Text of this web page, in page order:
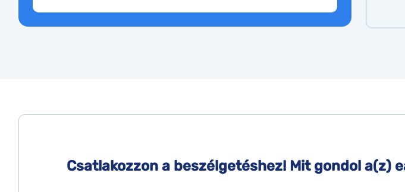
Csatlakozzon a beszélgetéshez! Mit gondol a(z)